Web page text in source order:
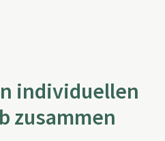
individuellen
zusammen